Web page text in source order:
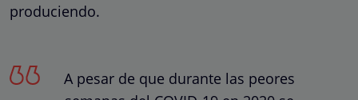
produciendo.
A pesar de que durante las peores